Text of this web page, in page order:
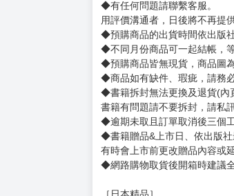
賣場規則
【下標前，請詳閱以下事項，
［一般商品］
◆有任何問題請聯繫客服。
用評價溝通者，日後將不再提
◆不同月份商品可一起結帳，